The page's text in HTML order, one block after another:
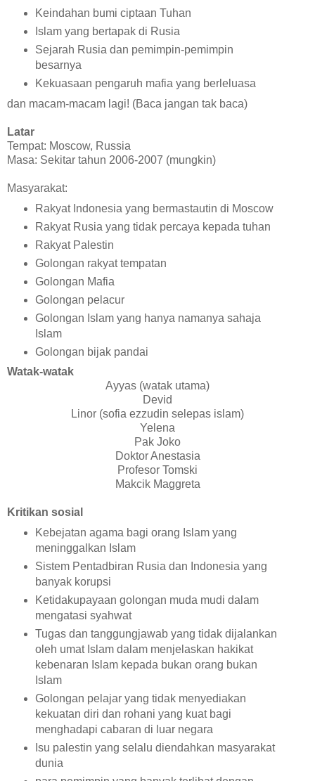
Keindahan bumi ciptaan Tuhan
Islam yang bertapak di Rusia
Sejarah Rusia dan pemimpin-pemimpin
besarnya
Kekuasaan pengaruh mafia yang berleluasa
dan macam-macam lagi! (Baca jangan tak baca)
Latar
Tempat: Moscow, Russia
Masa: Sekitar tahun 2006-2007 (mungkin)
Masyarakat:
Rakyat Indonesia yang bermastautin di Moscow
Rakyat Rusia yang tidak percaya kepada tuhan
Rakyat Palestin
Golongan rakyat tempatan
Golongan Mafia
Golongan pelacur
Golongan Islam yang hanya namanya sahaja
Islam
Golongan bijak pandai
Watak-watak
Ayyas (watak utama)
Devid
Linor (sofia ezzudin selepas islam)
Yelena
Pak Joko
Doktor Anestasia
Profesor Tomski
Makcik Maggreta
Kritikan sosial
Kebejatan agama bagi orang Islam yang
meninggalkan Islam
Sistem Pentadbiran Rusia dan Indonesia yang
banyak korupsi
Ketidakupayaan golongan muda mudi dalam
mengatasi syahwat
Tugas dan tanggungjawab yang tidak dijalankan
oleh umat Islam dalam menjelaskan hakikat
kebenaran Islam kepada bukan orang bukan
Islam
Golongan pelajar yang tidak menyediakan
kekuatan diri dan rohani yang kuat bagi
menghadapi cabaran di luar negara
Isu palestin yang selalu diendahkan masyarakat
dunia